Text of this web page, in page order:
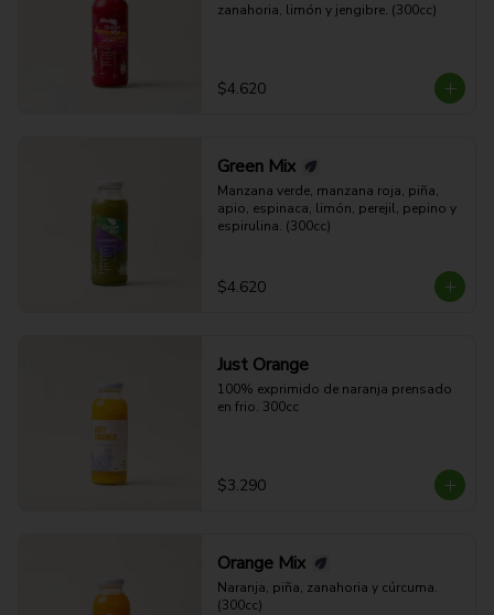
zanahoria, limón y jengibre. (300cc)
$4.620
Green Mix
Manzana verde, manzana roja, piña,
apio, espinaca, limón, perejil, pepino y
espirulina. (300cc)
$4.620
Just Orange
100% exprimido de naranja prensado
en frio. 300cc
$3.290
Orange Mix
Naranja, piña, zanahoria y cúrcuma.
(300cc)